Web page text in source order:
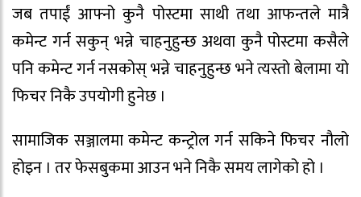
जब तपाईं आफ्नो कुनै पोस्टमा साथी तथा आफन्तले मात्रै
कमेन्ट गर्न सकुन् भन्ने चाहनुहुन्छ अथवा कुनै पोस्टमा कसैले
पनि कमेन्ट गर्न नसकोस् भन्ने चाहनुहुन्छ भने त्यस्तो बेलामा यो
फिचर निकै उपयोगी हुनेछ ।
सामाजिक सञ्जालमा कमेन्ट कन्ट्रोल गर्न सकिने फिचर नौलो
होइन । तर फेसबुकमा आउन भने निकै समय लागेको हो ।